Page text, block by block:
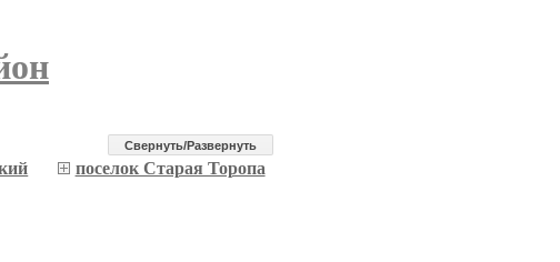
Cвернуть/Развернуть
поселок Старая Торопа